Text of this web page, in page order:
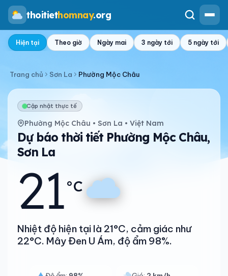
thoitiethomnay.org
Hiện tại Theo giờ Ngày mai 3 ngày tới 5 ngày tới
Trang chủ Sơn La Phường Mộc Châu
Cập nhật thực tế
Phường Mộc Châu • Sơn La • Việt Nam
Dự báo thời tiết Phường Mộc Châu,
Sơn La
21°C
Nhiệt độ hiện tại là 21°C, cảm giác như
22°C. Mây Đen U Ám, độ ẩm 98%.